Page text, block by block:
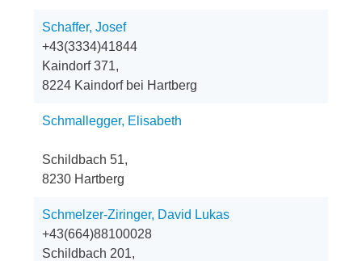
Schaffer, Josef
+43(3334)41844
Kaindorf 371,
8224 Kaindorf bei Hartberg
Schmallegger, Elisabeth
Schildbach 51,
8230 Hartberg
Schmelzer-Ziringer, David Lukas
+43(664)88100028
Schildbach 201,